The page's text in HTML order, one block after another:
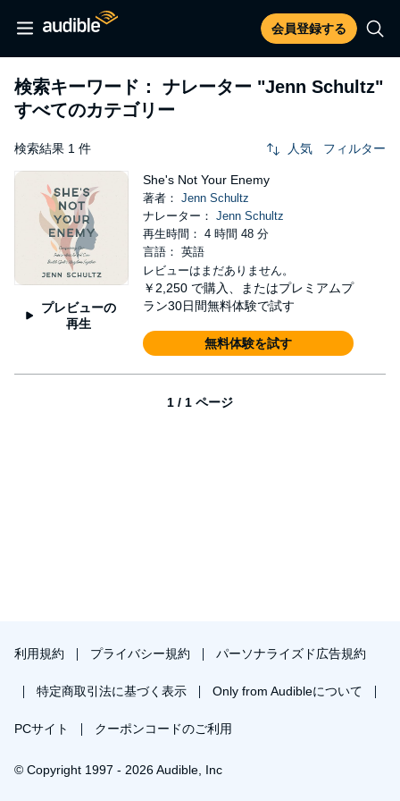
会員登録する
検索キーワード： ナレーター "Jenn Schultz"
すべてのカテゴリー
検索結果 1 件 人気 フィルター
プレビューの
再生
She's Not Your Enemy
著者： Jenn Schultz
ナレーター： Jenn Schultz
再生時間： 4 時間 48 分
言語： 英語
レビューはまだありません。
￥2,250 で購入、またはプレミアムプ
ラン30日間無料体験で試す
無料体験を試す
1 / 1 ページ
利用規約 プライバシー規約 パーソナライズド広告規約
特定商取引法に基づく表示 Only from Audibleについて
PCサイト クーポンコードのご利用
© Copyright 1997 - 2026 Audible, Inc